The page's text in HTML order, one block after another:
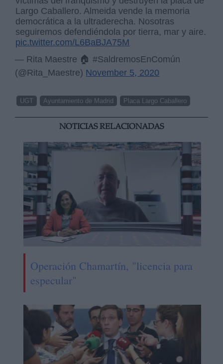
Largo Caballero. Almeida vende la memoria
democrática a la ultraderecha. Nosotras
seguiremos defendiéndola por tierra, mar y aire.
pic.twitter.com/L6BaBJA75M
— Rita Maestre 🏠 #SaldremosEnComún
(@Rita_Maestre) November 5, 2020
UGT Ayuntamiento de Madrid Placa Largo Caballero
NOTICIAS RELACIONADAS
Operación Chamartín, "licencia para
especular"